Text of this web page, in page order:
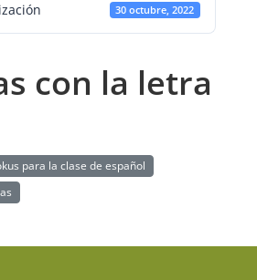
30 octubre, 2022
con la letra
para la clase de español